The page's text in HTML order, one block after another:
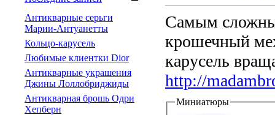
Самым
крошечный
карусель
http://
Миниатюры
Антикварные серьги
Марии-Антуанетты
Кольцо-карусель
Любимые клиентки Dior
Антикварные украшения
Джины Лоллобриджиды
Антикварная брошь Одри
Хепберн